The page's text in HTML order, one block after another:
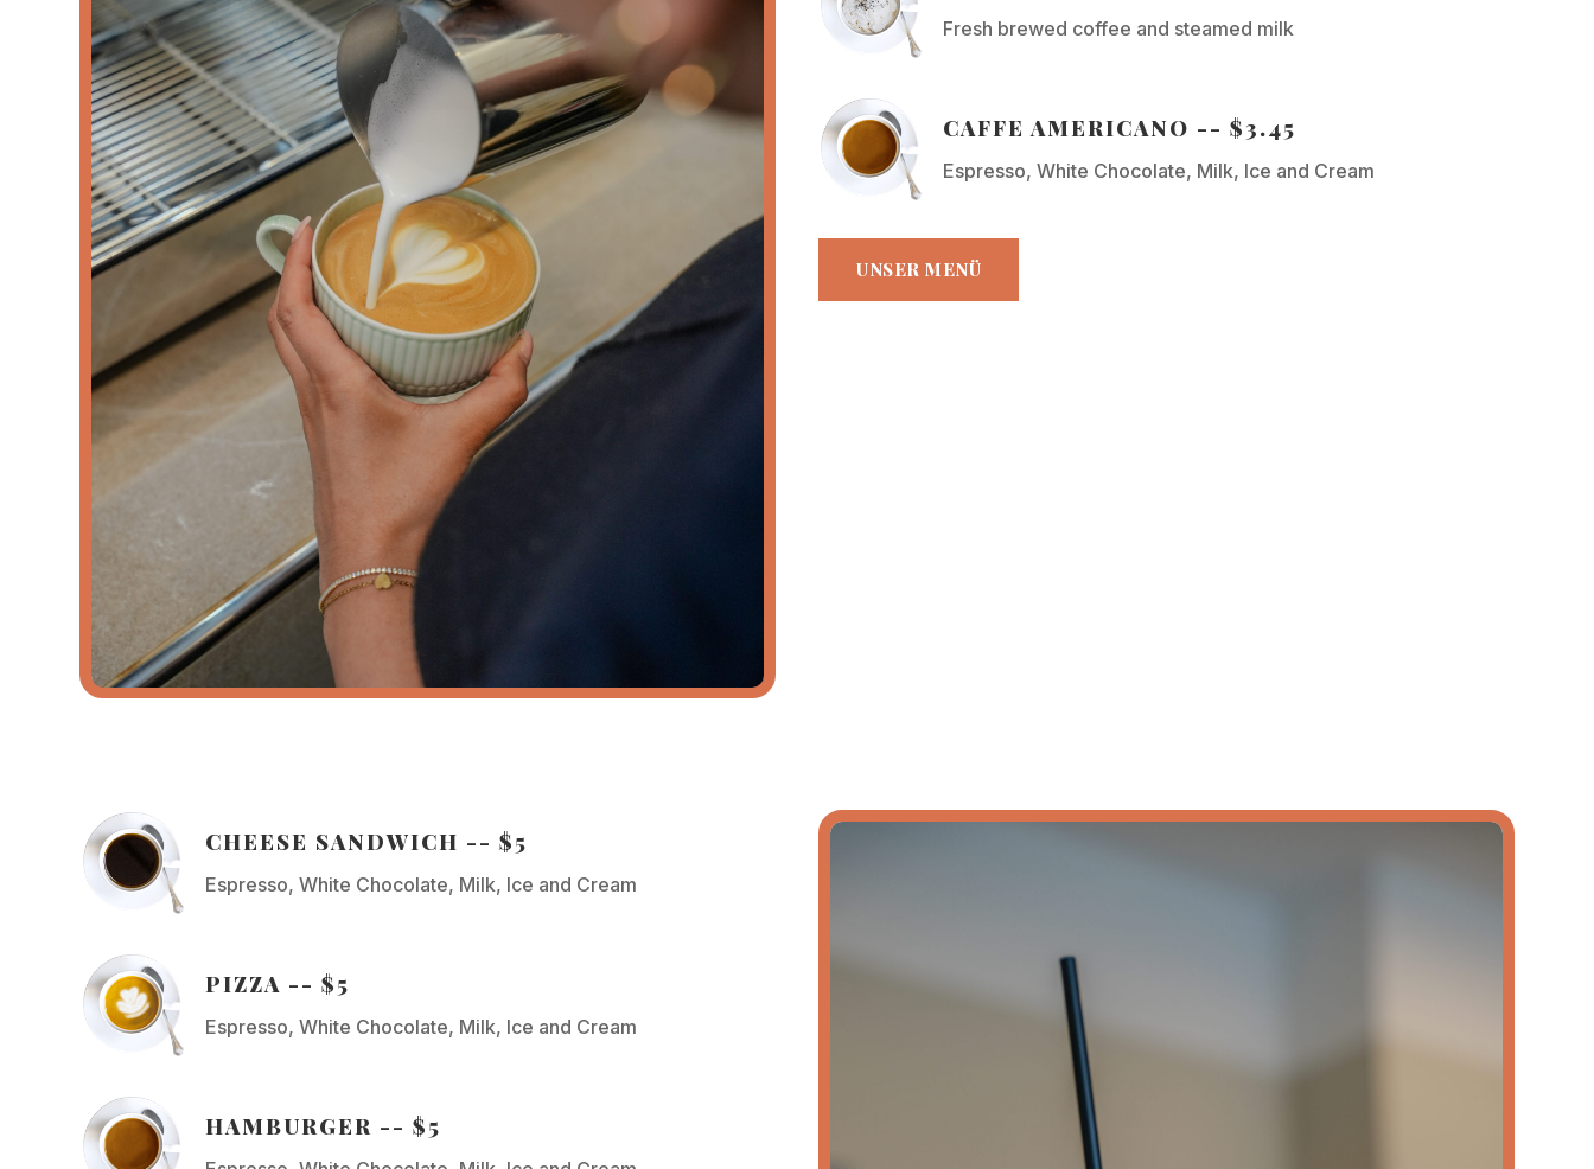
Fresh brewed coffee and steamed milk
CAFFE AMERICANO -- $3.45
Espresso, White Chocolate, Milk, Ice and Cream
UNSER MENÜ
CHEESE SANDWICH -- $5
Espresso, White Chocolate, Milk, Ice and Cream
PIZZA -- $5
Espresso, White Chocolate, Milk, Ice and Cream
HAMBURGER -- $5